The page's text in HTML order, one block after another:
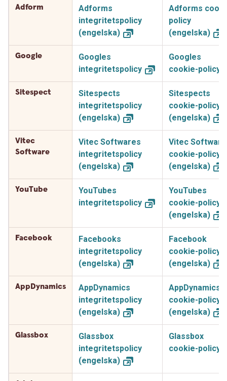
Adform
Adforms
integritetspolicy
(engelska)
Adforms
policy
(engelska)
Google
Googles
integritetspolicy
Googles
cookie-policy
Sitespect
Sitespects
integritetspolicy
(engelska)
Sitespects
cookie-policy
(engelska)
Vitec
Software
Vitec Softwares
integritetspolicy
(engelska)
Vitec
cookie-policy
(engelska)
YouTube
YouTubes
integritetspolicy
YouTubes
cookie-policy
(engelska)
Facebook
Facebooks
integritetspolicy
(engelska)
Facebook
cookie-policy
(engelska)
AppDynamics
AppDynamics
integritetspolicy
(engelska)
AppDynamics
cookie-policy
(engelska)
Glassbox
Glassbox
integritetspolicy
(engelska)
Glassbox
cookie-policy